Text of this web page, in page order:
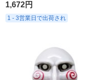
1,672円
1 - 3営業日で出荷され